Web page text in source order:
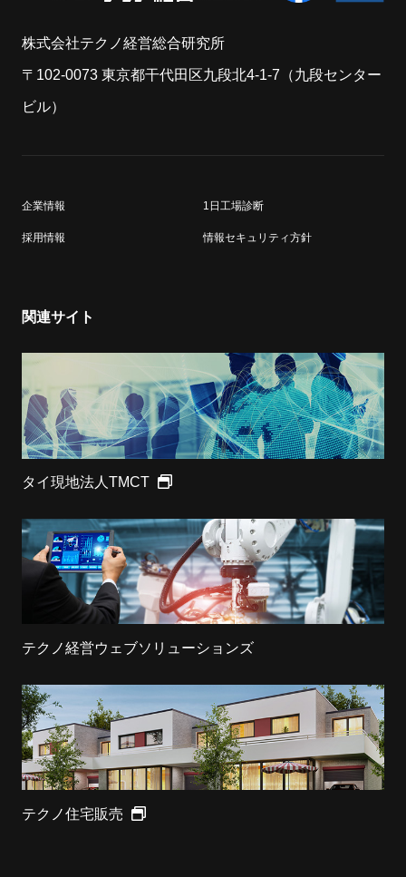
株式会社テクノ経営総合研究所
〒102-0073 東京都干代田区九段北4-1-7（九段センター
ビル）
企業情報 1日工場診断
採用情報 情報セキュリティ方針
関連サイト
タイ現地法人TMCT
テクノ経営ウェブソリューションズ
テクノ住宅販売